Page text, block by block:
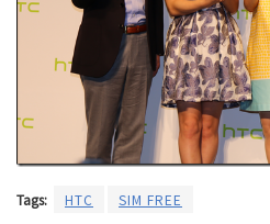
Tags: HTC SIM FREE